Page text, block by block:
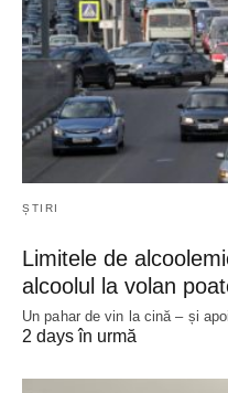
ȘTIRI
Limitele de
alcoolul la volan
Un pahar de vin la cină – și
2 days în urmă